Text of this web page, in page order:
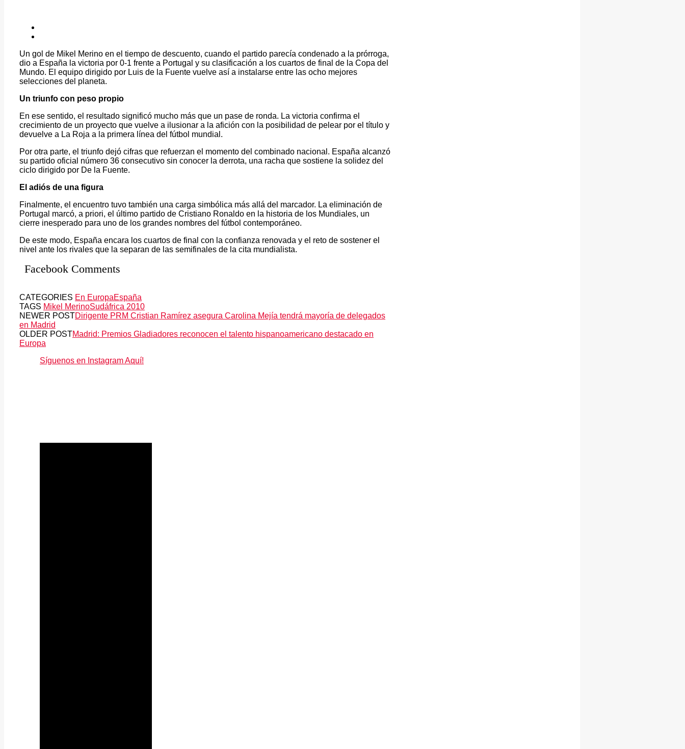
Un gol de Mikel Merino en el tiempo de descuento, cuando el partido parecía condenado a la prórroga,
dio a España la victoria por 0-1 frente a Portugal y su clasificación a los cuartos de final de la Copa del
Mundo. El equipo dirigido por Luis de la Fuente vuelve así a instalarse entre las ocho mejores
selecciones del planeta.
Un triunfo con peso propio
En ese sentido, el resultado significó mucho más que un pase de ronda. La victoria confirma el
crecimiento de un proyecto que vuelve a ilusionar a la afición con la posibilidad de pelear por el título y
devuelve a La Roja a la primera línea del fútbol mundial.
Por otra parte, el triunfo dejó cifras que refuerzan el momento del combinado nacional. España alcanzó
su partido oficial número 36 consecutivo sin conocer la derrota, una racha que sostiene la solidez del
ciclo dirigido por De la Fuente.
El adiós de una figura
Finalmente, el encuentro tuvo también una carga simbólica más allá del marcador. La eliminación de
Portugal marcó, a priori, el último partido de Cristiano Ronaldo en la historia de los Mundiales, un
cierre inesperado para uno de los grandes nombres del fútbol contemporáneo.
De este modo, España encara los cuartos de final con la confianza renovada y el reto de sostener el
nivel ante los rivales que la separan de las semifinales de la cita mundialista.
Facebook Comments
CATEGORIES En EuropaEspaña
TAGS Mikel MerinoSudáfrica 2010
NEWER POSTDirigente PRM Cristian Ramírez asegura Carolina Mejía tendrá mayoría de delegados
en Madrid
OLDER POSTMadrid: Premios Gladiadores reconocen el talento hispanoamericano destacado en
Europa
Síguenos en Instagram Aquí!